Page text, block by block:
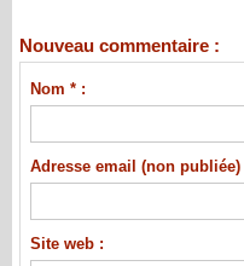
Nouveau commentaire :
Nom * :
Adresse email (non publiée)
Site web :